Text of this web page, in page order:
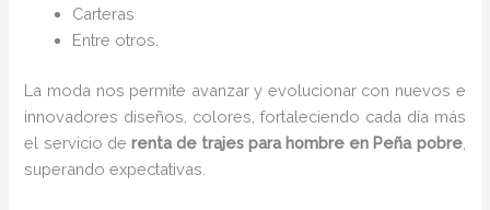
Carteras
Entre otros.
La moda nos permite avanzar y evolucionar con nuevos e
innovadores diseños, colores, fortaleciendo cada día más
el servicio de renta de trajes para hombre en Peña pobre,
superando expectativas.